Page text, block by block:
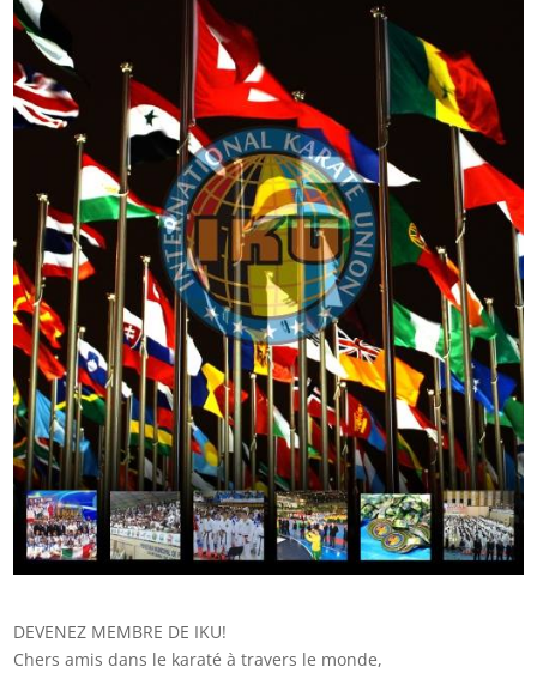
DEVENEZ MEMBRE DE IKU!
Chers amis dans le karaté à travers le monde,